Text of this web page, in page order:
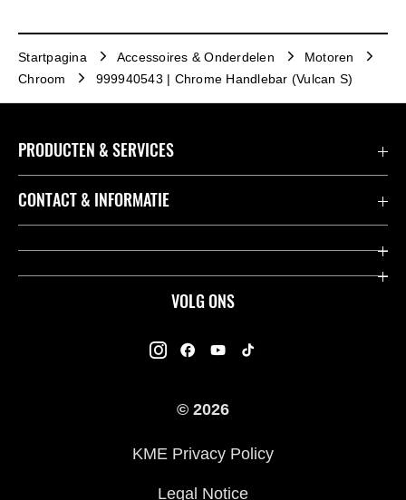
Startpagina Accessoires & Onderdelen
Motoren
Chroom
999940543 | Chrome Handlebar (Vulcan S)
VOLG ONS
PRODUCTEN & SERVICES
Accessoires & Onderdelen
Dealers
K-Care Fabrieksgarantie
Gebruikershandleidingen
Kawasaki Road Assistance
Veelgestelde Vragen
CONTACT & INFORMATIE
Contact
© 2026
KME Privacy Policy
Legal Notice